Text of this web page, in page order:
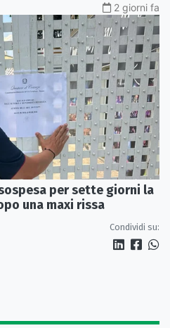
2 giorni fa
per sette giorni la
una maxi rissa
Condividi su: